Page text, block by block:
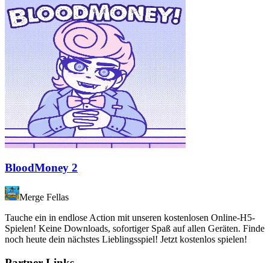
BloodMoney 2
Merge Fellas
Tauche ein in endlose Action mit unseren kostenlosen Online-H5-
Spielen! Keine Downloads, sofortiger Spaß auf allen Geräten. Finde
noch heute dein nächstes Lieblingsspiel! Jetzt kostenlos spielen!